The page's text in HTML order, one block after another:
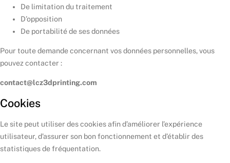
De limitation du traitement
D’opposition
De portabilité de ses données
Pour toute demande concernant vos données personnelles, vous
pouvez contacter :
contact@lcz3dprinting.com
Cookies
Le site peut utiliser des cookies afin d’améliorer l’expérience
utilisateur, d’assurer son bon fonctionnement et d’établir des
statistiques de fréquentation.